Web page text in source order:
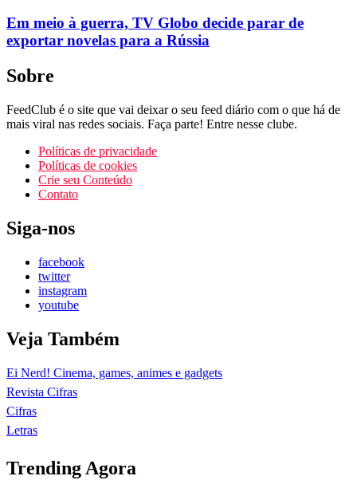
Em meio à guerra, TV Globo decide parar de
exportar novelas para a Rússia
Sobre
FeedClub é o site que vai deixar o seu feed diário com o que há de
mais viral nas redes sociais. Faça parte! Entre nesse clube.
Políticas de privacidade
Políticas de cookies
Crie seu Conteúdo
Contato
Siga-nos
facebook
twitter
instagram
youtube
Veja Também
Ei Nerd! Cinema, games, animes e gadgets
Revista Cifras
Cifras
Letras
Trending Agora